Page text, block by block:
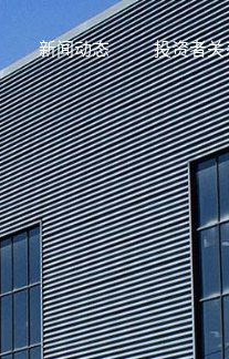
新闻动态 投资者关